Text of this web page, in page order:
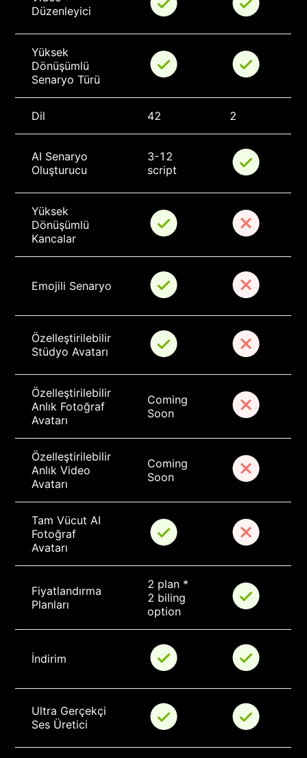
Düzenleyici
Yüksek
Dönüşümlü
Senaryo Türü
Dil 42 2
AI Senaryo
Oluşturucu
3-12
script
Yüksek
Dönüşümlü
Kancalar
Emojili Senaryo
Özelleştirilebilir
Stüdyo Avatarı
Özelleştirilebilir
Anlık Fotoğraf
Avatarı
Coming
Soon
Özelleştirilebilir
Anlık Video
Avatarı
Coming
Soon
Tam Vücut AI
Fotoğraf
Avatarı
Fiyatlandırma
Planları
2 plan *
2 biling
option
İndirim
Ultra Gerçekçi
Ses Üretici